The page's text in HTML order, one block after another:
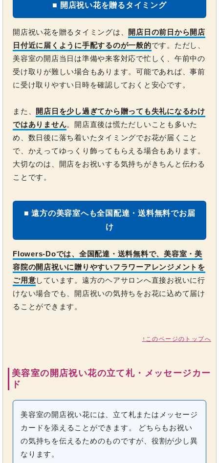
■ 開店祝い花を贈るタイミング
開店祝い花を贈るタイミングは、
開店日の前日から開店
日付近に届くように手配するのが一般的です。ただし、
美容室の開店当日は準備や来客対応で忙しく、午前中の
受け取りが難しい場合もあります。可能であれば、事前
に受け取りやすい日時を確認しておくと安心です。
また、
開店日を少し過ぎてから贈っても失礼になるわけ
ではありません。開店直後は慌ただしいことも多いた
め、数日後に落ち着いたタイミングでお花が届くこと
で、かえってゆっくり飾ってもらえる場合もあります。
大切なのは、開店をお祝いする気持ちがきちんと伝わる
ことです。
■ 遠方の美容室へも全国配達・送料無料でお届
け
Flowers-Doでは、全国配達・送料無料で、美容室・美
容院の開店祝いに贈りやすいフラワーアレンジメントを
ご用意しています。遠方のヘアサロンへ直接お祝いに行
けない場合でも、開店祝いの気持ちをお花に込めて届け
ることができます。
↑このページのトップへ
美容室の開店祝い花の立て札・メッセージカー
ド
美容室の開店祝い花には、立て札またはメッセージ
カードを添えることができます。 どちらもお祝い
の気持ちを伝えるためのものですが、役割が少し異
なります。